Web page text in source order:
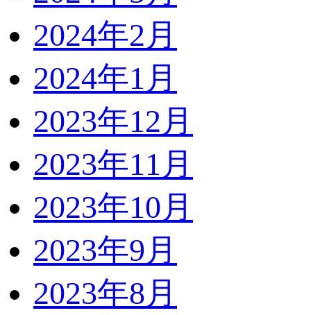
2024年2月
2024年1月
2023年12月
2023年11月
2023年10月
2023年9月
2023年8月